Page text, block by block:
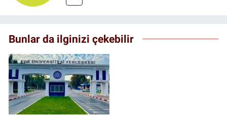
Bunlar da ilginizi çekebilir